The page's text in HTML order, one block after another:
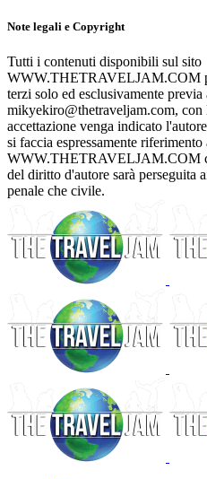
Note legali e Copyright
Tutti i contenuti disponibili sul sito
WWW.THETRAVELJAM.COM
terzi solo ed esclusivamente
mikyekiro@thetraveljam.com, con
accettazione venga indicato
si faccia espressamente riferimento
WWW.THETRAVELJAM.COM
del diritto d'autore sarà perseguita
penale che civile.